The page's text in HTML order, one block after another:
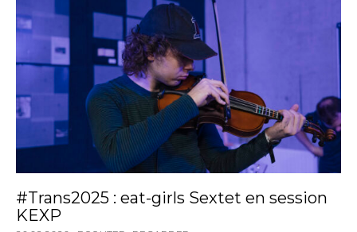
#Trans2025 : eat-girls Sextet en session
KEXP